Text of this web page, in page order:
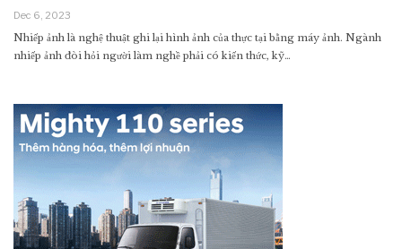
Dec 6, 2023
Nhiếp ảnh là nghệ thuật ghi lại hình ảnh của thực tại bằng máy ảnh. Ngành
nhiếp ảnh đòi hỏi người làm nghề phải có kiến thức, kỹ…